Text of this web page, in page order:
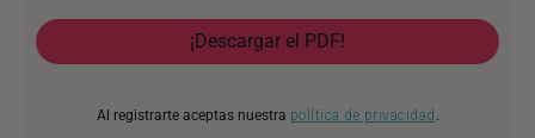
¡Descargar el PDF!
Al registrarte aceptas nuestra política de privacidad .